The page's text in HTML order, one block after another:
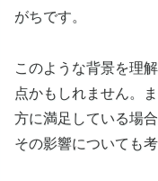
がちです。
このような背景を理
点かもしれません。
方に満足している場
その影響についても